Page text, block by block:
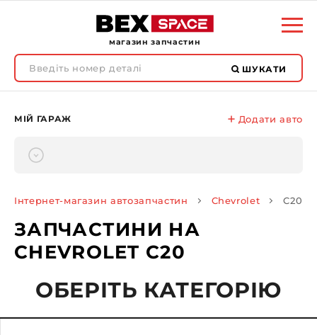
магазин запчастин
ШУКАТИ
МІЙ ГАРАЖ Додати авто
Інтернет-магазин автозапчастин Chevrolet C20
ЗАПЧАСТИНИ НА
CHEVROLET C20
ОБЕРІТЬ КАТЕГОРІЮ